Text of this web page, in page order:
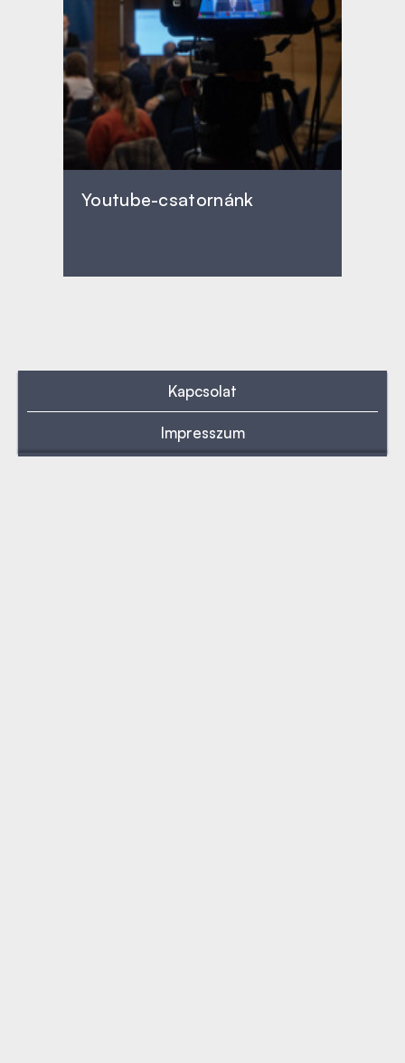
Youtube-csatornánk
Kapcsolat
Impresszum